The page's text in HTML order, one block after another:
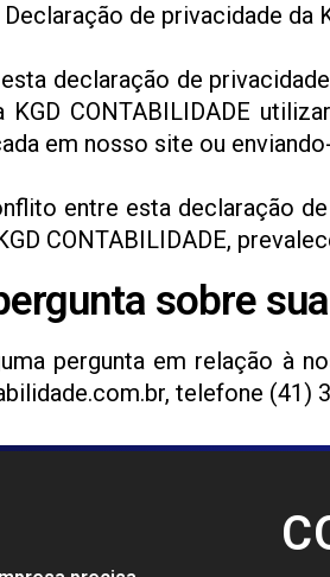
de privacidade da
declaração de
CONTABILIDADE
em nosso site ou
entre esta declaração
CONTABILIDADE,
sobre
pergunta em relação à
telefone (41)